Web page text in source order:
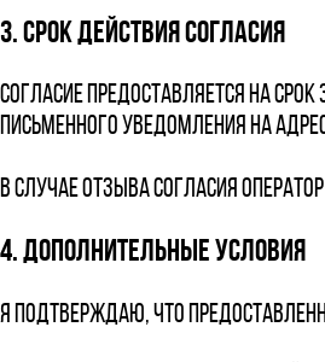
3. Срок действия согласия
Согласие предоставляется на
письменного уведомления на
В случае отзыва согласия
4. Дополнительные условия
Я подтверждаю, что